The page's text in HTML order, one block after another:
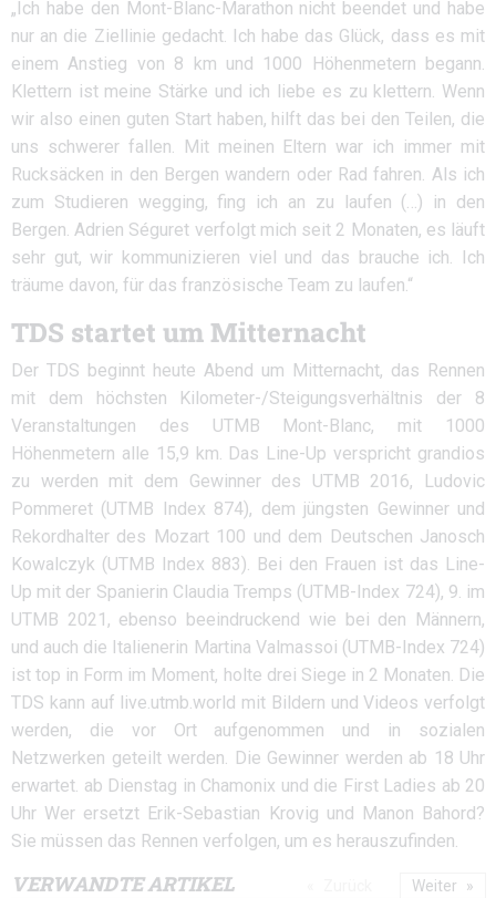
„Ich habe den Mont-Blanc-Marathon nicht beendet und habe
nur an die Ziellinie gedacht. Ich habe das Glück, dass es mit
einem Anstieg von 8 km und 1000 Höhenmetern begann.
Klettern ist meine Stärke und ich liebe es zu klettern. Wenn
wir also einen guten Start haben, hilft das bei den Teilen, die
uns schwerer fallen. Mit meinen Eltern war ich immer mit
Rucksäcken in den Bergen wandern oder Rad fahren. Als ich
zum Studieren wegging, fing ich an zu laufen (…) in den
Bergen. Adrien Séguret verfolgt mich seit 2 Monaten, es läuft
sehr gut, wir kommunizieren viel und das brauche ich. Ich
träume davon, für das französische Team zu laufen.“
TDS startet um Mitternacht
Der TDS beginnt heute Abend um Mitternacht, das Rennen
mit dem höchsten Kilometer-/Steigungsverhältnis der 8
Veranstaltungen des UTMB Mont-Blanc, mit 1000
Höhenmetern alle 15,9 km. Das Line-Up verspricht grandios
zu werden mit dem Gewinner des UTMB 2016, Ludovic
Pommeret (UTMB Index 874), dem jüngsten Gewinner und
Rekordhalter des Mozart 100 und dem Deutschen Janosch
Kowalczyk (UTMB Index 883). Bei den Frauen ist das Line-
Up mit der Spanierin Claudia Tremps (UTMB-Index 724), 9. im
UTMB 2021, ebenso beeindruckend wie bei den Männern,
und auch die Italienerin Martina Valmassoi (UTMB-Index 724)
ist top in Form im Moment, holte drei Siege in 2 Monaten. Die
TDS kann auf live.utmb.world mit Bildern und Videos verfolgt
werden, die vor Ort aufgenommen und in sozialen
Netzwerken geteilt werden. Die Gewinner werden ab 18 Uhr
erwartet. ab Dienstag in Chamonix und die First Ladies ab 20
Uhr Wer ersetzt Erik-Sebastian Krovig und Manon Bahord?
Sie müssen das Rennen verfolgen, um es herauszufinden.
VERWANDTE ARTIKEL Weiter